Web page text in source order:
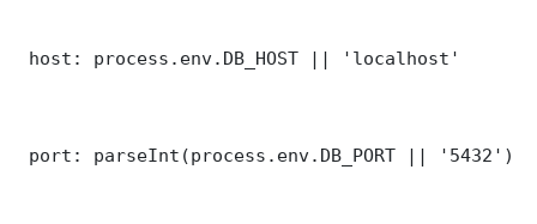
host: process.env.DB_HOST || 'localhost'
port: parseInt(process.env.DB_PORT || '5432')